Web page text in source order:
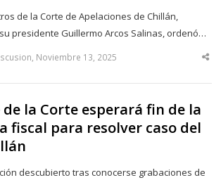
de la Corte de Apelaciones de Chillán,
presidente Guillermo Arcos Salinas, ordenó…
Noviembre 13, 2025
la Corte esperará fin de la
fiscal para resolver caso del
descubierto tras conocerse grabaciones de